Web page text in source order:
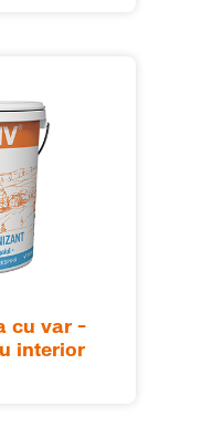
cu var –
interior